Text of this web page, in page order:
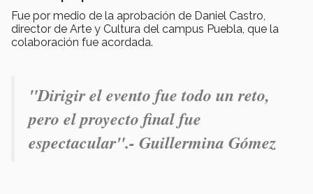
Fue por medio de la aprobación de Daniel Castro,
director de Arte y Cultura del campus Puebla, que la
colaboración fue acordada.
"Dirigir el evento fue todo un reto,
pero el proyecto final fue
espectacular".- Guillermina Gómez